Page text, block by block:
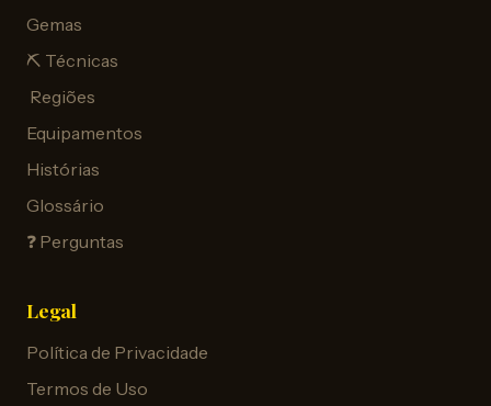
Gemas
⛏️ Técnicas
️ Regiões
Equipamentos
Histórias
Glossário
❓ Perguntas
Legal
Política de Privacidade
Termos de Uso